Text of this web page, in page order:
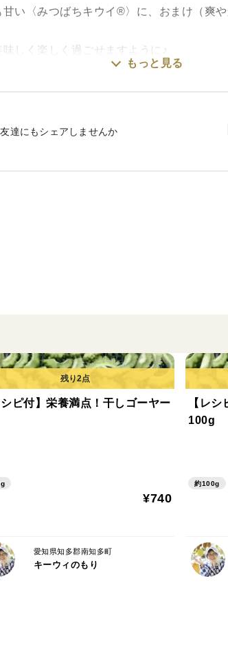
い〈みつばちキウイ®︎〉に、おまけ（爽
しく楽しく過ごせますように♪
ミツバチたちが受粉して実る、熟すと甘～
しかったです。」（愛知県・Tさん）
ーでした！」（兵庫県・Oさん）
わないため、外皮もマーマレードやピール
見極めにこだわり、心を込めて育てていま
もっと見る
達にもシェアしませんか
シピ付】栄養満点！干しゴーヤー
¥740
愛知県知多郡南知多町
キーウィのもり
【レ
100g
約100g